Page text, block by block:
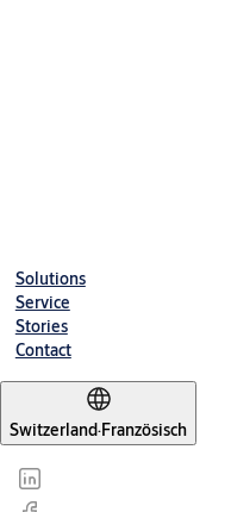
Solutions
Service
Stories
Contact
Switzerland·Französisch